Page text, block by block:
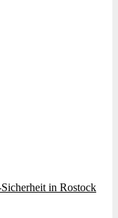
in Rostock